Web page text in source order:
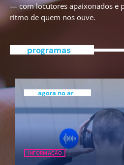
— com locutores apaixonados e
ritmo de quem nos ouve.
programas
agora no ar
INFORMAÇÃO